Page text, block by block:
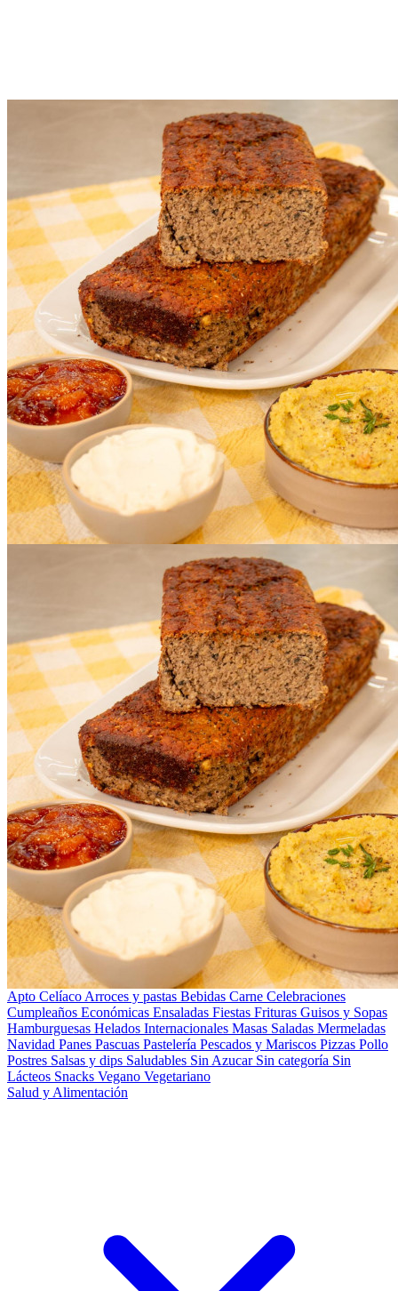
Apto Celíaco Arroces y pastas Bebidas Carne Celebraciones
Cumpleaños Económicas Ensaladas Fiestas Frituras Guisos y Sopas
Hamburguesas Helados Internacionales Masas Saladas Mermeladas
Navidad Panes Pascuas Pastelería Pescados y Mariscos Pizzas Pollo
Postres Salsas y dips Saludables Sin Azucar Sin categoría Sin
Lácteos Snacks Vegano Vegetariano
Salud y Alimentación